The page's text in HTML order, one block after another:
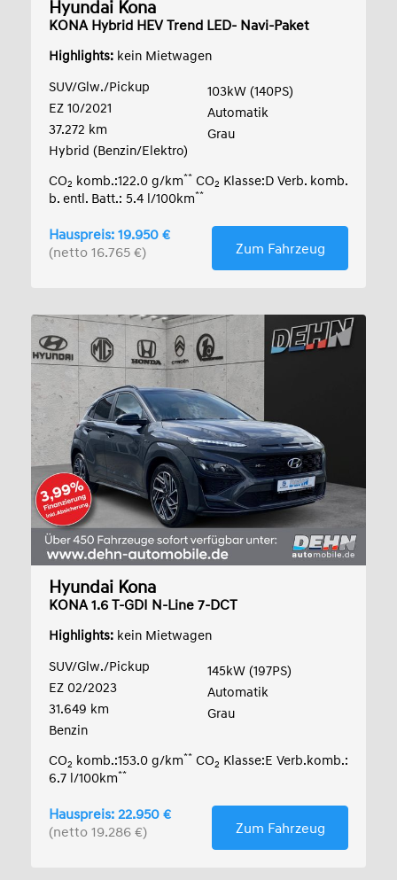
Hyundai Kona
KONA Hybrid HEV Trend LED- Navi-Paket
Highlights: kein Mietwagen
SUV/Glw./Pickup
EZ 10/2021
37.272 km
Hybrid (Benzin/Elektro)
103kW (140PS)
Automatik
Grau
CO2 komb.:122.0 g/km** CO2 Klasse:D Verb. komb.
b. entl. Batt.: 5.4 l/100km**
Hauspreis: 19.950 €
(netto 16.765 €)
Zum Fahrzeug
Hyundai Kona
KONA 1.6 T-GDI N-Line 7-DCT
Highlights: kein Mietwagen
SUV/Glw./Pickup
EZ 02/2023
31.649 km
Benzin
145kW (197PS)
Automatik
Grau
CO2 komb.:153.0 g/km** CO2 Klasse:E Verb.komb.:
6.7 l/100km**
Hauspreis: 22.950 €
(netto 19.286 €)
Zum Fahrzeug